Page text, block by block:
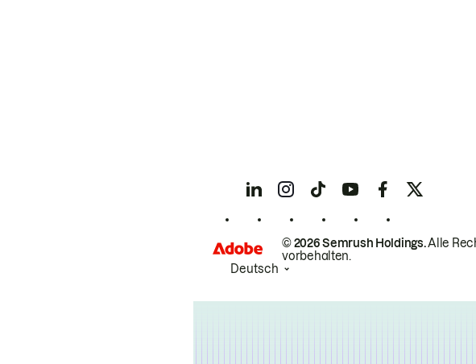
© 2026 Semrush Holdings.Alle
vorbehalten.
Deutsch